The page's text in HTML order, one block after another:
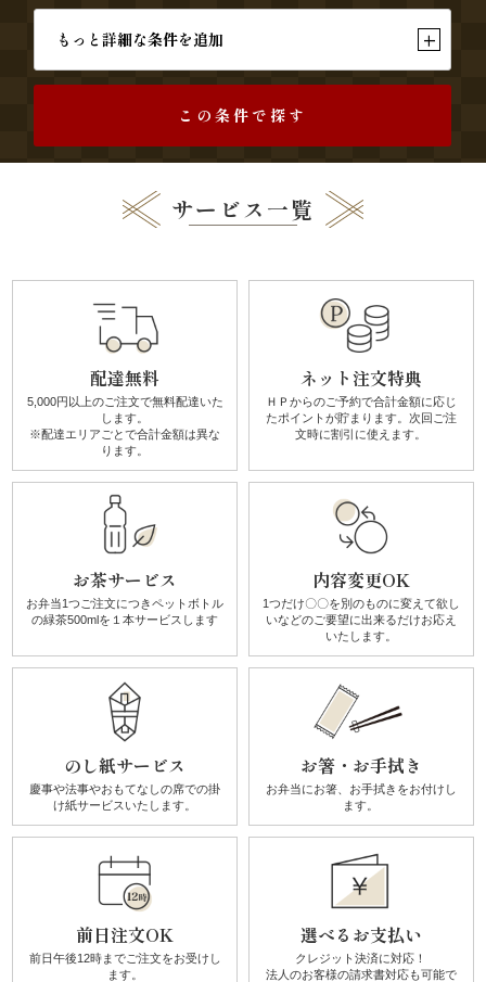
よ
シ
リ
か
ん
け
《揚
もっと詳細な条件を追加 +
この条件で探す
サービス一覧
配達無料
5,000円以上のご注文で無料配達いた
します。
※配達エリアごとで合計金額は異な
ります。
ネット注文特典
ＨＰからのご予約で合計金額に応じ
たポイントが貯まります。 次回ご注
文時に割引に使えます。
お茶サービス
お弁当1つご注文につきペットボトル
の緑茶500mlを１本サービスします
内容変更OK
1つだけ〇〇を別のものに変えて欲し
いなどのご要望に出来るだけお応え
いたします。
のし紙サービス
慶事や法事やおもてなしの席での掛
け紙サービスいたします。
お箸・お手拭き
お弁当にお箸、お手拭きをお付けし
ます。
前日注文OK
前日午後12時までご注文をお受けし
ます。
選べるお支払い
クレジット決済に対応！
法人のお客様の請求書対応も可能で